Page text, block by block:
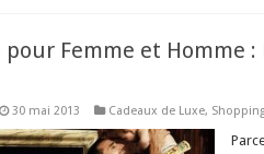
Femme et Homme
30 mai 2013 Cadeaux de Luxe,